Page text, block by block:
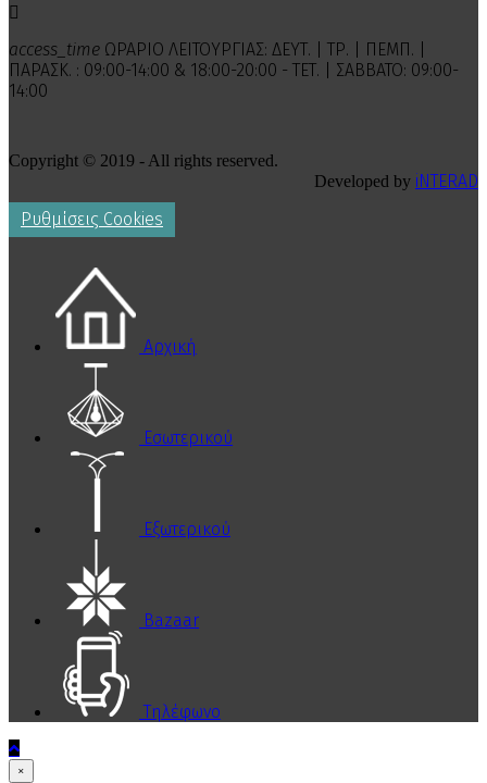

access_time ΩΡΑΡΙΟ ΛΕΙΤΟΥΡΓΙΑΣ: ΔΕΥΤ. | ΤΡ. | ΠΕΜΠ. |
ΠΑΡΑΣΚ. : 09:00-14:00 & 18:00-20:00 - ΤΕΤ. | ΣΑΒΒΑΤΟ: 09:00-
14:00
Copyright © 2019 - All rights reserved.
Developed by iNTERAD
Ρυθμίσεις Cookies
Αρχική
Εσωτερικού
Εξωτερικού
Bazaar
Τηλέφωνο
×